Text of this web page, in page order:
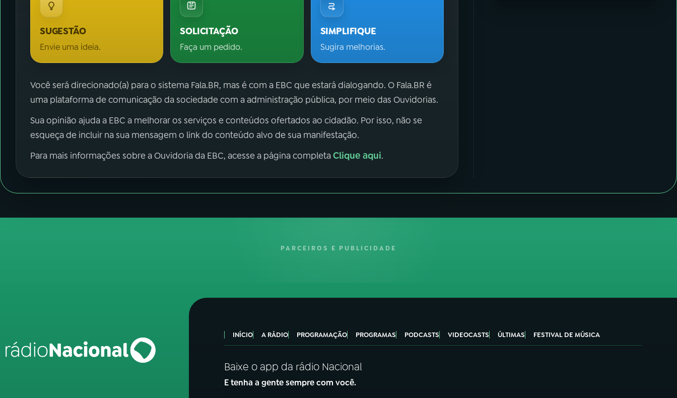
SUGESTÃO
Envie uma ideia.
SOLICITAÇÃO
Faça um pedido.
SIMPLIFIQUE
Sugira melhorias.
Você será direcionado(a) para o sistema Fala.BR, mas é com a EBC que estará dialogando. O Fala.BR é
uma plataforma de comunicação da sociedade com a administração pública, por meio das Ouvidorias.
Sua opinião ajuda a EBC a melhorar os serviços e conteúdos ofertados ao cidadão. Por isso, não se
esqueça de incluir na sua mensagem o link do conteúdo alvo de sua manifestação.
Para mais informações sobre a Ouvidoria da EBC, acesse a página completaClique aqui.
PARCEIROS E PUBLICIDADE
INÍCIO A RÁDIO PROGRAMAÇÃO PROGRAMAS PODCASTS VIDEOCASTS ÚLTIMAS FESTIVAL DE MÚSICA
Baixe o app da rádio Nacional
E tenha a gente sempre com você.